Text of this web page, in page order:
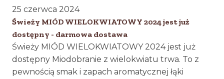
25 czerwca 2024
Świeży MIÓD WIELOKWIATOWY 2024 jest już
dostępny - darmowa dostawa
Świeży MIÓD WIELOKWIATOWY 2024 jest już
dostępny Miodobranie z wielokwiatu trwa. To z
pewnością smak i zapach aromatycznej łąki